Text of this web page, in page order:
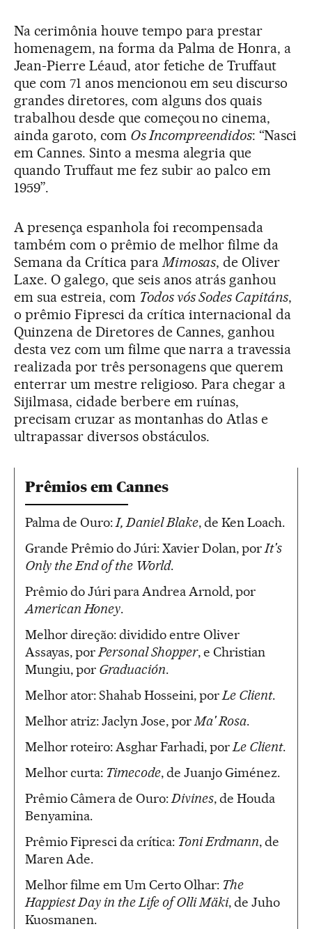
Na cerimônia houve tempo para prestar
homenagem, na forma da Palma de Honra, a
Jean-Pierre Léaud, ator fetiche de Truffaut
que com 71 anos mencionou em seu discurso
grandes diretores, com alguns dos quais
trabalhou desde que começou no cinema,
ainda garoto, com Os Incompreendidos: “Nasci
em Cannes. Sinto a mesma alegria que
quando Truffaut me fez subir ao palco em
1959”.
A presença espanhola foi recompensada
também com o prêmio de melhor filme da
Semana da Crítica para Mimosas, de Oliver
Laxe. O galego, que seis anos atrás ganhou
em sua estreia, com Todos vós Sodes Capitáns,
o prêmio Fipresci da crítica internacional da
Quinzena de Diretores de Cannes, ganhou
desta vez com um filme que narra a travessia
realizada por três personagens que querem
enterrar um mestre religioso. Para chegar a
Sijilmasa, cidade berbere em ruínas,
precisam cruzar as montanhas do Atlas e
ultrapassar diversos obstáculos.
Prêmios em Cannes
Palma de Ouro: I, Daniel Blake, de Ken Loach.
Grande Prêmio do Júri: Xavier Dolan, por It's
Only the End of the World.
Prêmio do Júri para Andrea Arnold, por
American Honey.
Melhor direção: dividido entre Oliver
Assayas, por Personal Shopper, e Christian
Mungiu, por Graduación.
Melhor ator: Shahab Hosseini, por Le Client.
Melhor atriz: Jaclyn Jose, por Ma' Rosa.
Melhor roteiro: Asghar Farhadi, por Le Client.
Melhor curta: Timecode, de Juanjo Giménez.
Prêmio Câmera de Ouro: Divines, de Houda
Benyamina.
Prêmio Fipresci da crítica: Toni Erdmann, de
Maren Ade.
Melhor filme em Um Certo Olhar: The
Happiest Day in the Life of Olli Mäki, de Juho
Kuosmanen.